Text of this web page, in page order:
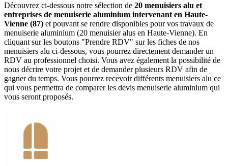
Découvrez ci-dessous notre sélection de 20 menuisiers alu et
entreprises de menuiserie aluminium intervenant en Haute-
Vienne (87) et pouvant se rendre disponibles pour vos travaux de
menuiserie aluminium (20 menuisier alus en Haute-Vienne). En
cliquant sur les boutons "Prendre RDV" sur les fiches de nos
menuisiers alu ci-dessous, vous pourrez directement demander un
RDV au professionnel choisi. Vous avez également la possibilité de
nous décrire votre projet et de demander plusieurs RDV afin de
gagner du temps. Vous pourrez recevoir différents menuisiers alu ce
qui vous permettra de comparer les devis menuiserie aluminium qui
vous seront proposés.